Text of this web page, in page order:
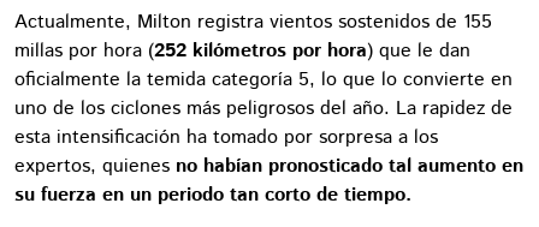
Actualmente, Milton registra vientos sostenidos de 155
millas por hora (252 kilómetros por hora) que le dan
oficialmente la temida categoría 5, lo que lo convierte en
uno de los ciclones más peligrosos del año. La rapidez de
esta intensificación ha tomado por sorpresa a los
expertos, quienes no habían pronosticado tal aumento en
su fuerza en un periodo tan corto de tiempo.